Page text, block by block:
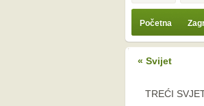
Početna
« Svijet
TREĆI